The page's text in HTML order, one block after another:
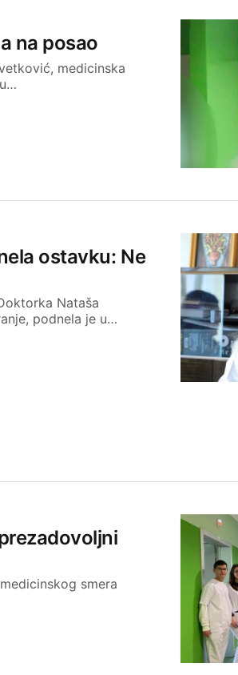
na posao
medicinska
ostavku: Ne
Nataša
podnela je u…
smera